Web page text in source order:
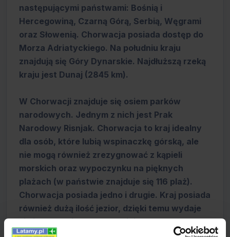
następującymi państwami: Bośnią i
Hercegowiną, Czarną Górą, Serbią, Węgrami
oraz Słowenią. Chorwacja posiada dostęp do
Morza Adriatyckiego. Na południu kraju
znajdują się Góry Dynarskie. Najdłuższą rzeką
kraju jest Dunaj (2845 km).
W Chorwacji znajduje się osiem parków
narodowych. Jednym z nich jest Prak
Narodowy Risnjak. Chorwacja to kraj idealny
dla osób, które lubią wspinaczkę górską, ale
nie mogą również zrezygnować z kąpieli
morskich oraz wypoczynku na pięknych
plażach (w państwie znajduje się 116 plaż).
Chorwacja posiada jedno i drugie. Kraj posiada
również dużą ilość jezior, dzięki temu wydaje
się jeszcze ciekawszym miejscem na
wypoczynek. Jednym z najbardziej